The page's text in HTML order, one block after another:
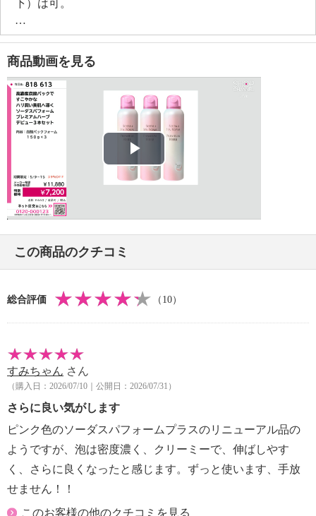
下）は可。
※国際線については、外国当局の規制により規制があ
るため、詳細は航空会社に要確認。
【原産国（地）】
・日本製
※パッケージ表示は「パック」
商品動画を見る
Play
この商品のクチコミ
総合評価 （10）
すみちゃん さん
（購入日：2026/07/10｜公開日：2026/07/31）
さらに良い気がします
ピンク色のソーダスパフォームプラスのリニューアル品の
ようですが、泡は密度濃く、クリーミーで、伸ばしやす
く、さらに良くなったと感じます。ずっと使います、手放
せません！！
このお客様の他のクチコミを見る